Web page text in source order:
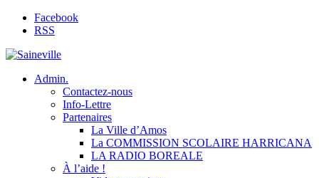
Facebook
RSS
Admin.
Contactez-nous
Info-Lettre
Partenaires
La Ville d’Amos
La COMMISSION SCOLAIRE HARRICANA
LA RADIO BOREALE
À l’aide !